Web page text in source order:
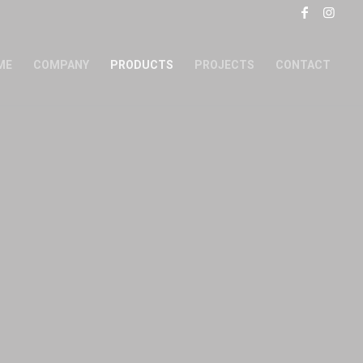
COMPANY PRODUCTS PROJECTS CONTACT